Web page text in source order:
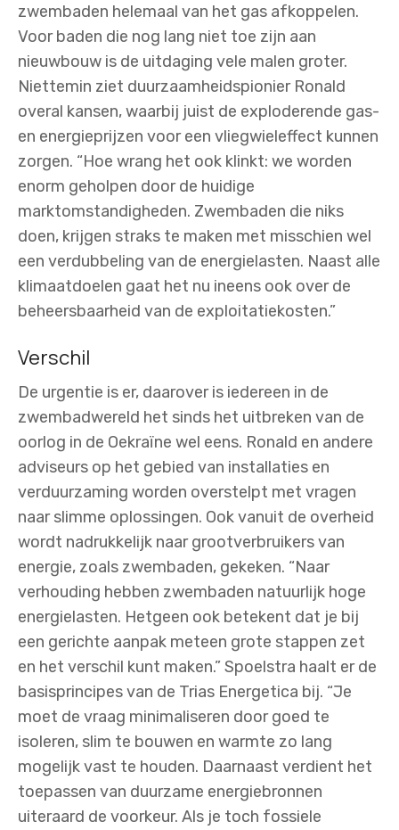
zwembaden helemaal van het gas afkoppelen.
Voor baden die nog lang niet toe zijn aan
nieuwbouw is de uitdaging vele malen groter.
Niettemin ziet duurzaamheidspionier Ronald
overal kansen, waarbij juist de exploderende gas-
en energieprijzen voor een vliegwieleffect kunnen
zorgen. “Hoe wrang het ook klinkt: we worden
enorm geholpen door de huidige
marktomstandigheden. Zwembaden die niks
doen, krijgen straks te maken met misschien wel
een verdubbeling van de energielasten. Naast alle
klimaatdoelen gaat het nu ineens ook over de
beheersbaarheid van de exploitatiekosten.”
Verschil
De urgentie is er, daarover is iedereen in de
zwembadwereld het sinds het uitbreken van de
oorlog in de Oekraïne wel eens. Ronald en andere
adviseurs op het gebied van installaties en
verduurzaming worden overstelpt met vragen
naar slimme oplossingen. Ook vanuit de overheid
wordt nadrukkelijk naar grootverbruikers van
energie, zoals zwembaden, gekeken. “Naar
verhouding hebben zwembaden natuurlijk hoge
energielasten. Hetgeen ook betekent dat je bij
een gerichte aanpak meteen grote stappen zet
en het verschil kunt maken.” Spoelstra haalt er de
basisprincipes van de Trias Energetica bij. “Je
moet de vraag minimaliseren door goed te
isoleren, slim te bouwen en warmte zo lang
mogelijk vast te houden. Daarnaast verdient het
toepassen van duurzame energiebronnen
uiteraard de voorkeur. Als je toch fossiele